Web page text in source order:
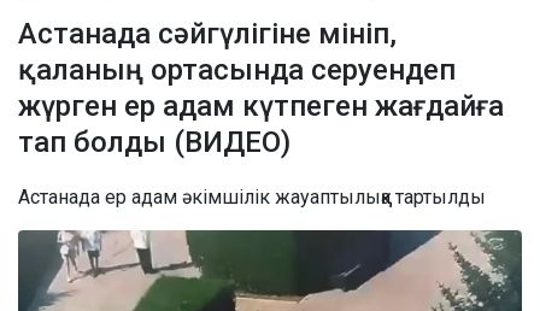
Астанада сәйгүлігіне мініп,
қаланың ортасында серуендеп
жүрген ер адам күтпеген жағдайға
тап болды (ВИДЕО)
Астанада ер адам әкімшілік жауаптылыққа тартылды